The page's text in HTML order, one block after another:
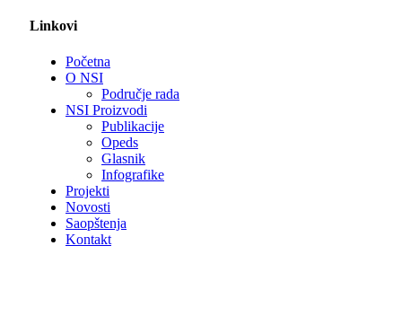
Linkovi
Početna
O NSI
Područje rada
NSI Proizvodi
Publikacije
Opeds
Glasnik
Infografike
Projekti
Novosti
Saopštenja
Kontakt